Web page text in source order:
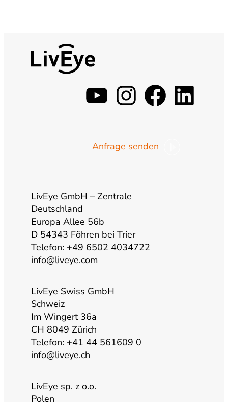
y
u
t
b
s
t
g
e
k
Anfrage senden
LivEye GmbH – Zentrale
Deutschland
Europa Allee 56b
D 54343 Föhren bei Trier
Telefon: +49 6502 4034722
info@liveye.com
LivEye Swiss GmbH
Schweiz
Im Wingert 36a
CH 8049 Zürich
Telefon: +41 44 561609 0
info@liveye.ch
LivEye sp. z o.o.
Polen